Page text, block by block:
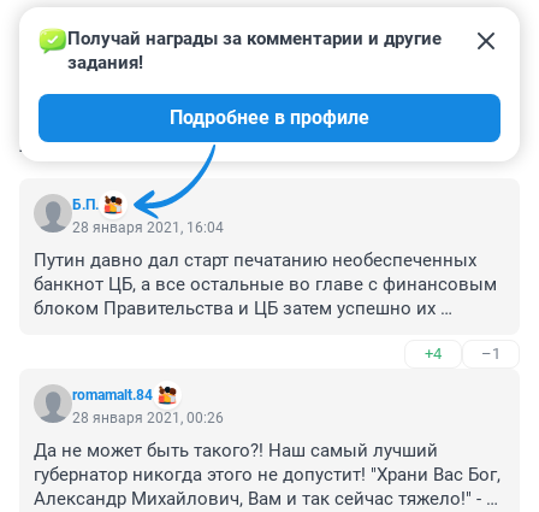
КОММЕНТАРИИ 3
Б.П.
Получай награды за комментарии и другие
задания!
Подробнее в профиле
28 января 2021, 16:04
Путин давно дал старт печатанию необеспеченных
банкнот ЦБ, а все остальные во главе с финансовым
блоком Правительства и ЦБ затем успешно их
+4 –1
romamalt.84
28 января 2021, 00:26
Да не может быть такого?! Наш самый лучший
губернатор никогда этого не допустит! "Храни Вас Бог,
Александр Михайлович, Вам и так сейчас тяжело!" -